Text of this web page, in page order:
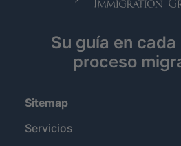
Su guía en
proceso
Sitemap
Servicios